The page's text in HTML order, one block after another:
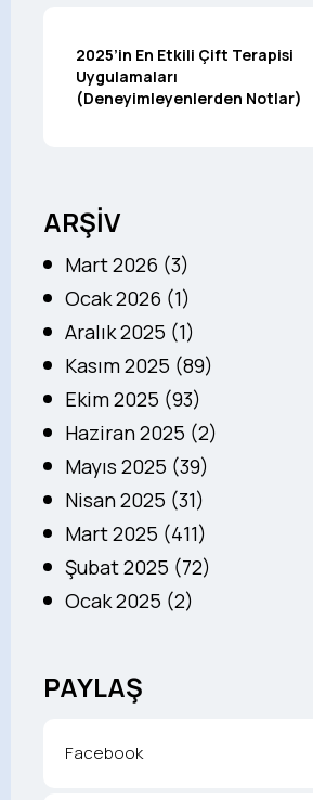
2025’in En Etkili Çift Terapisi
Uygulamaları
(Deneyimleyenlerden Notlar)
ARŞİV
Mart 2026 (3)
Ocak 2026 (1)
Aralık 2025 (1)
Kasım 2025 (89)
Ekim 2025 (93)
Haziran 2025 (2)
Mayıs 2025 (39)
Nisan 2025 (31)
Mart 2025 (411)
Şubat 2025 (72)
Ocak 2025 (2)
PAYLAŞ
Facebook